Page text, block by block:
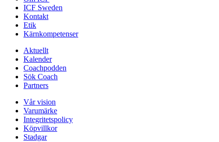
ICF Sweden
Kontakt
Etik
Kärnkompetenser
Aktuellt
Kalender
Coachpodden
Sök Coach
Partners
Vår vision
Varumärke
Integritetspolicy
Köpvillkor
Stadgar